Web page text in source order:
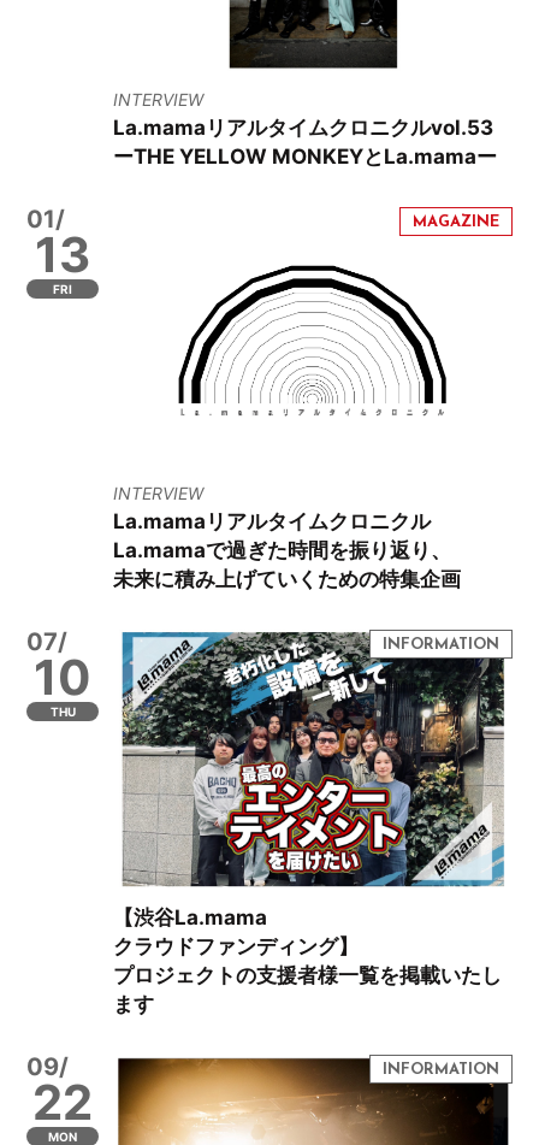
INTERVIEW
La.mamaリアルタイムクロニクルvol.53
ーTHE YELLOW MONKEYとLa.mamaー
01/
13
FRI
INTERVIEW
La.mamaリアルタイムクロニクル
La.mamaで過ぎた時間を振り返り、
未来に積み上げていくための特集企画
07/
10
THU
【渋谷La.mama
クラウドファンディング】
プロジェクトの支援者様一覧を掲載いたし
ます
09/
22
MON